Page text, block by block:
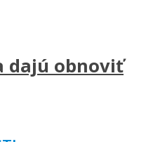
dajú obnoviť